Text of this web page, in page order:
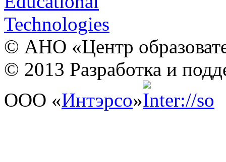
© АНО «Центр
© 2013 Разработка и
ООО «Интэрсо»